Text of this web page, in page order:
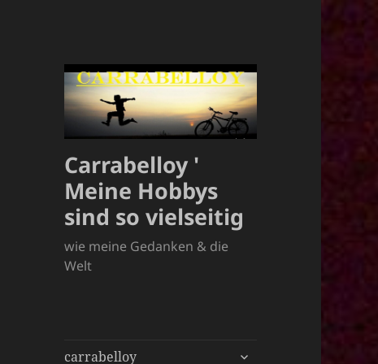
Carrabelloy '
Meine Hobbys
sind so vielseitig
wie meine Gedanken & die
Welt
carrabelloy
untermenü